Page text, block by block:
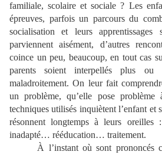
familiale, scolaire et sociale ? Les
épreuves, parfois un parcours du
socialisation et leurs
parviennent aisément, d’autres
coince un peu, beaucoup, en tout cas
parents soient interpellés plus ou
maladroitement. On leur fait
un problème, qu’elle pose
techniques utilisés inquiètent l’enfant et
résonnent longtemps à leurs
inadapté… rééducation… traitement.
À l’instant où sont prononcés